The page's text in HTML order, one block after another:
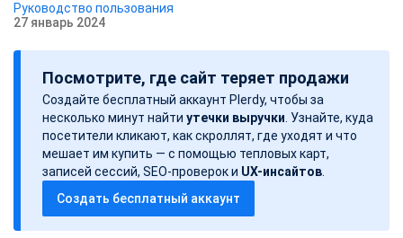
Руководство пользования
Д
а
с
27 январь 2024
Посмотрите, где сайт теряет продажи
Создайте бесплатный аккаунт Plerdy, чтобы за
несколько минут найти утечки выручки . Узнайте, куда
посетители кликают, как скроллят, где уходят и что
мешает им купить — с помощью тепловых карт,
записей сессий, SEO-проверок и UX-инсайтов
Создать бесплатный аккаунт